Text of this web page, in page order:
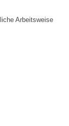
Arbeitsweise